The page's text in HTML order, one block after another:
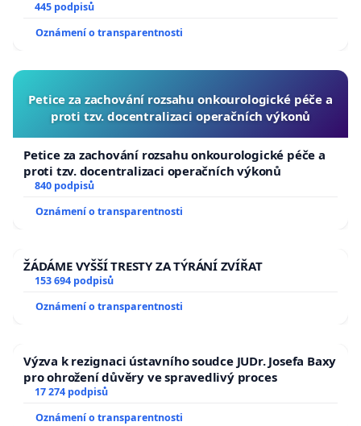
445 podpisů
Oznámení o transparentnosti
Petice za zachování rozsahu onkourologické péče a
proti tzv. docentralizaci operačních výkonů
Petice za zachování rozsahu onkourologické péče a
proti tzv. docentralizaci operačních výkonů
840 podpisů
Oznámení o transparentnosti
ŽÁDÁME VYŠŠÍ TRESTY ZA TÝRÁNÍ ZVÍŘAT
153 694 podpisů
Oznámení o transparentnosti
Výzva k rezignaci ústavního soudce JUDr. Josefa Baxy
pro ohrožení důvěry ve spravedlivý proces
17 274 podpisů
Oznámení o transparentnosti